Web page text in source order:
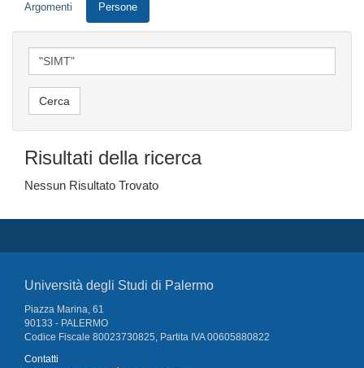
Argomenti Persone
Risultati della ricerca
Nessun Risultato Trovato
Università degli Studi di Palermo
Piazza Marina, 61
90133 - PALERMO
Codice Fiscale 80023730825, Partita IVA 00605880822
Contatti